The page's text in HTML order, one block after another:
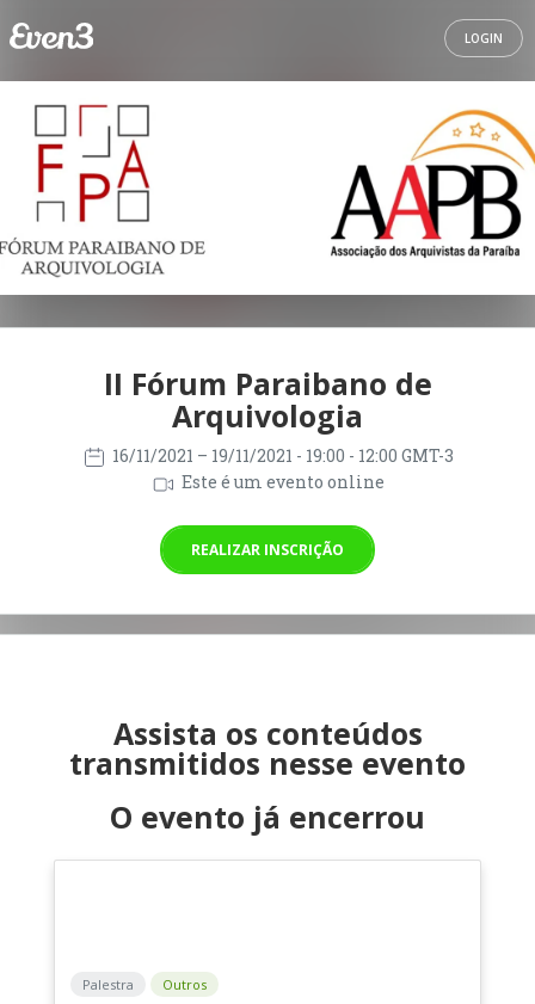
LOGIN
II Fórum Paraibano de
Arquivologia
16/11/2021 – 19/11/2021 - 19:00 - 12:00 GMT-3
Este é um evento online
REALIZAR INSCRIÇÃO
Assista os conteúdos
transmitidos nesse evento
O evento já encerrou
Palestra Outros